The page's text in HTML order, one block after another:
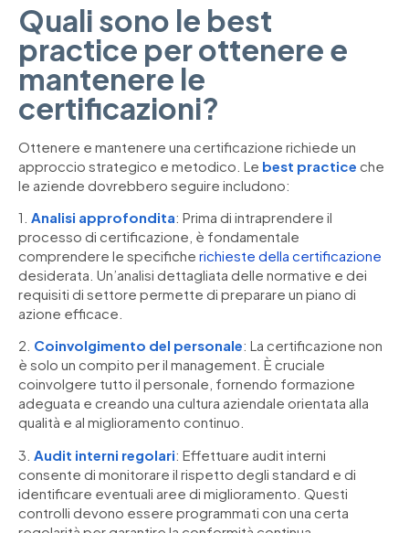
Quali sono le best
practice per ottenere e
mantenere le
certificazioni?
Ottenere e mantenere una certificazione richiede un
approccio strategico e metodico. Le best practice che
le aziende dovrebbero seguire includono:
1. Analisi approfondita: Prima di intraprendere il
processo di certificazione, è fondamentale
comprendere le specifiche richieste della certificazione
desiderata. Un’analisi dettagliata delle normative e dei
requisiti di settore permette di preparare un piano di
azione efficace.
2. Coinvolgimento del personale: La certificazione non
è solo un compito per il management. È cruciale
coinvolgere tutto il personale, fornendo formazione
adeguata e creando una cultura aziendale orientata alla
qualità e al miglioramento continuo.
3. Audit interni regolari: Effettuare audit interni
consente di monitorare il rispetto degli standard e di
identificare eventuali aree di miglioramento. Questi
controlli devono essere programmati con una certa